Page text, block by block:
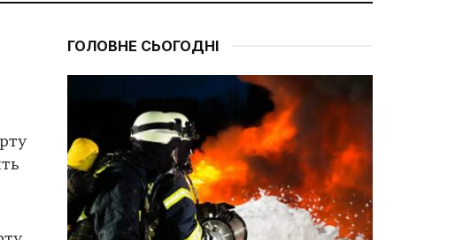
ГОЛОВНЕ СЬОГОДНІ